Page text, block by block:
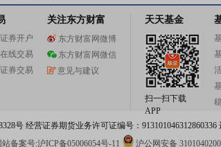
券开户
线交易
券交易
关注东方财富
东方财富网微博
东方财富网微信
意见与建议
天天基金
扫一扫下载
APP
号 经营证券期货业务许可证编号：913101046312860336
站备案号:沪ICP备05006054号-11 沪公网安备